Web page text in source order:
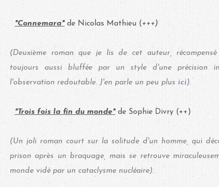
"Connemara"de Nicolas Mathieu (+++)
(Deuxième roman que je lis de cet auteur,
toujours aussi bluffée par un style d'une précision
l'observation redoutable. J'en parle un peu plus ici).
"Trois fois la fin du monde"de Sophie Divry (++)
(Un joli roman court sur la solitude d'un homme, qui
prison après un braquage, mais se retrouve
monde vidé par un cataclysme nucléaire).